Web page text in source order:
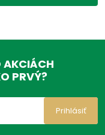
AKCIÁCH
PRVÝ?
Prihlásiť